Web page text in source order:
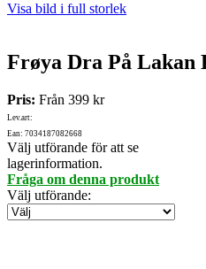
Visa bild i full storlek
Frøya Dra På
Pris: Från 399 kr
Lev.art:
Ean: 7034187082668
Välj utförande för att se
lagerinformation.
Fråga om denna produkt
Välj utförande: